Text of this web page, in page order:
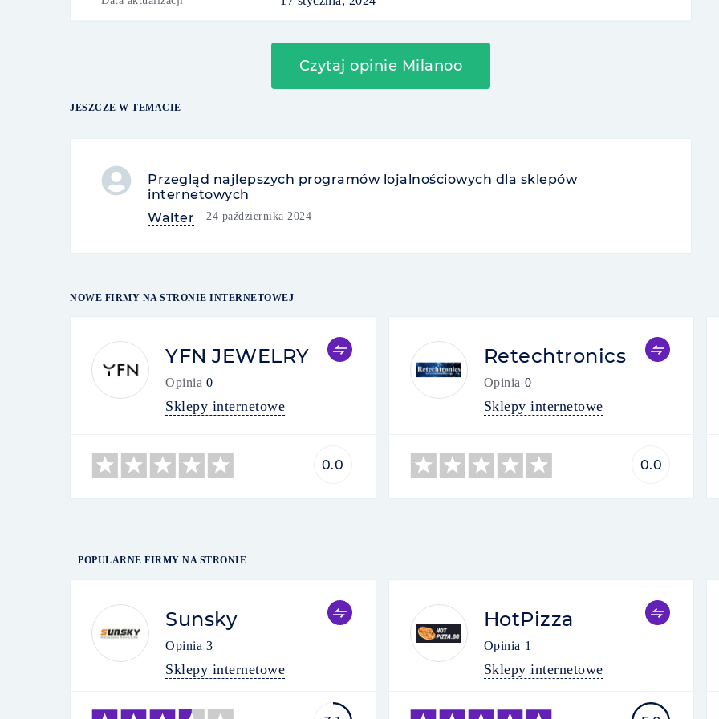
Czytaj opinie Milanoo
JESZCZE W TEMACIE
Przegląd najlepszych programów lojalnościowych dla sklepów
internetowych
Walter
24 października 2024
NOWE FIRMY NA STRONIE INTERNETOWEJ
YFN JEWELRY
Opinia 0
Sklepy internetowe
0.0
Retechtronics
Opinia 0
Sklepy internetowe
0.0
POPULARNE FIRMY NA STRONIE
Sunsky
Opinia 3
Sklepy internetowe
HotPizza
Opinia 1
Sklepy internetowe